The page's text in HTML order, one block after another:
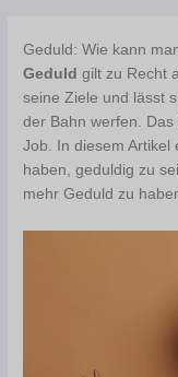
Geduld: Wie kann
Geduld gilt zu Recht
seine Ziele und lässt
der Bahn werfen.
Job. In diesem Artikel
haben, geduldig zu
mehr Geduld zu